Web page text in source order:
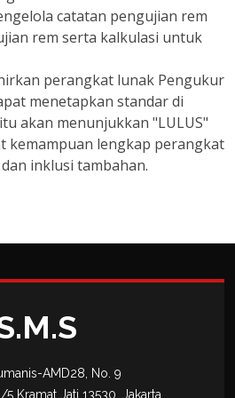
catatan pengujian rem
rem serta kalkulasi untuk
perangkat lunak Pengukur
menetapkan standar di
akan menunjukkan "LULUS"
kemampuan lengkap perangkat
inklusi tambahan.
AMD28, No. 9
Kramat Jati 13530, Jakarta